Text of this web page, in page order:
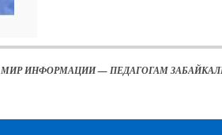
МИР ИНФОРМАЦИИ — ПЕДАГОГАМ